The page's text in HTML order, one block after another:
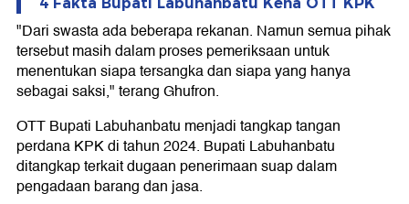
"Dari swasta ada beberapa rekanan. Namun semua pihak
tersebut masih dalam proses pemeriksaan untuk
menentukan siapa tersangka dan siapa yang hanya
sebagai saksi," terang Ghufron.
OTT Bupati Labuhanbatu menjadi tangkap tangan
perdana KPK di tahun 2024. Bupati Labuhanbatu
ditangkap terkait dugaan penerimaan suap dalam
pengadaan barang dan jasa.